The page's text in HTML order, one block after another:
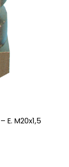
M20x1,5